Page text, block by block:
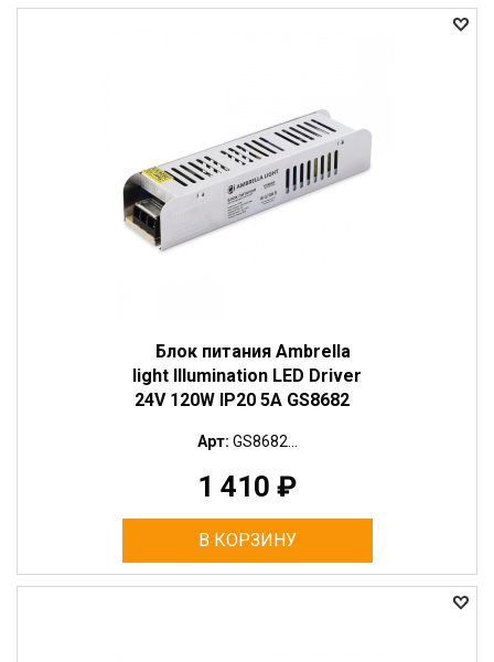
Блок питания Ambrella
light Illumination LED Driver
24V 120W IP20 5A GS8682
Арт: GS8682...
1 410 ₽
В КОРЗИНУ